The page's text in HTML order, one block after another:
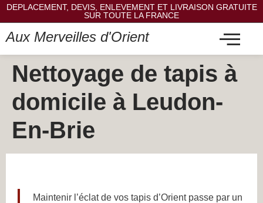
DEPLACEMENT, DEVIS, ENLEVEMENT ET LIVRAISON GRATUITE
SUR TOUTE LA FRANCE
Aux Merveilles d'Orient
Nettoyage de tapis à
domicile à Leudon-
En-Brie
Maintenir l’éclat de vos tapis d’Orient passe par un